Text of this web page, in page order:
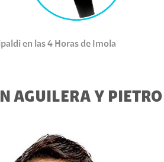
en las 4 Horas de Imola
AGUILERA Y PIETRO